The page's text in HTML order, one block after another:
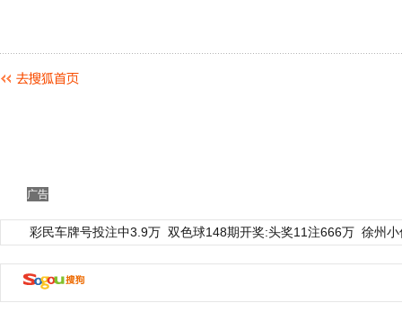
广告
彩民车牌号投注中3.9万 双色球148期开奖:头奖11注666万 徐州